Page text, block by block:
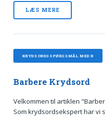
LÆS MERE
KRYDSORDSSPØRGSMÅL MED B
Barbere Krydsord
Velkommen til artiklen
Som krydsordsekspert har vi